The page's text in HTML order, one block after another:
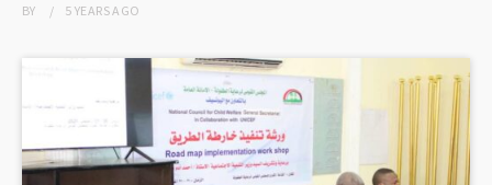
BY 5 YEARSAGO